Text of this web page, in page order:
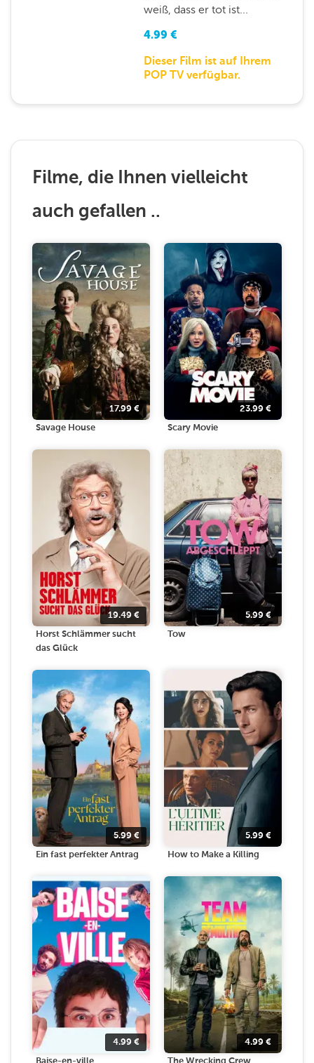
weiß, dass er tot ist...
4.99 €
Dieser Film ist auf Ihrem
POP TV verfügbar.
Filme, die Ihnen vielleicht
auch gefallen ..
17.99 €
Savage House
23.99 €
Scary Movie
19.49 €
Horst Schlämmer sucht
das Glück
5.99 €
Tow
5.99 €
Ein fast perfekter Antrag
5.99 €
How to Make a Killing
4.99 € 4.99 €